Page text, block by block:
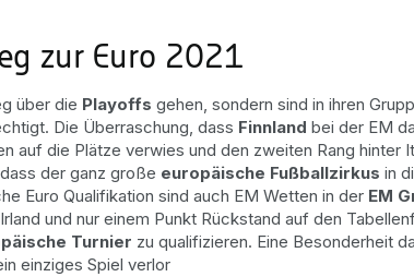
zur Euro 2021
über die Playoffs gehen, sondern sind in ihren
Die Überraschung, dass Finnland bei der EM
auf die Plätze verwies und den zweiten Rang hinter
der ganz große europäische Fußballzirkus in
Euro Qualifikation sind auch EM Wetten in der EM
und nur einem Punkt Rückstand auf den
Turnier zu qualifizieren. Eine Besonderheit
einziges Spiel verlor